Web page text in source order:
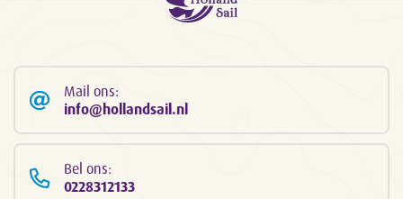
Mail ons:
info@hollandsail.nl
Bel ons:
0228312133